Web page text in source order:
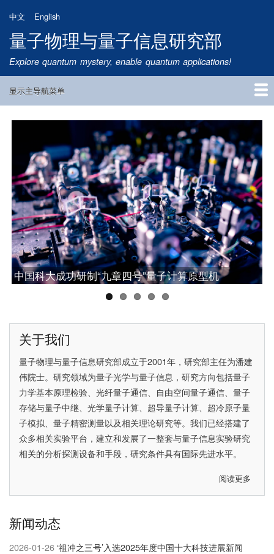
到
主
要
内
中文 English
量子物理与量子信息研究部
Explore quantum mystery, enable quantum applications!
Main
显示主导航菜单
首页
研究方向
量子卫星
团队成员
新闻动态
研究进展
学术报告
论文发表
公告通知
招生信息
相关链接
中国科大成功研制“九章四号”量子计算原型机
中国科大构建可扩展量子中继的基本模块，实现量子
网络研究的重大突破
中国科大潘建伟教授获2025腾冲科学大奖
中国科大彭承志当选中国科学院院士
中国科大首次实现无漏洞Hardy佯谬检验
关于我们
量子物理与量子信息研究部成立于2001年，研究部主任为潘建
伟院士。研究领域为量子光学与量子信息，研究方向包括量子
力学基本原理检验、光纤量子通信、自由空间量子通信、量子
存储与量子中继、光学量子计算、超导量子计算、超冷原子量
子模拟、量子精密测量以及相关理论研究等。我们已经搭建了
众多相关实验平台，建立和发展了一整套与量子信息实验研究
相关的分析探测设备和手段，研究条件具有国际先进水平。
阅读更多
于
新闻动态
2026-01-26 ‘祖冲之三号’入选2025年度中国十大科技进展新闻